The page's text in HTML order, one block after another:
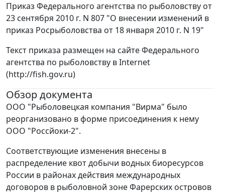
Приказ Федерального агентства по рыболовству от
23 сентября 2010 г. N 807 "О внесении изменений в
приказ Росрыболовства от 18 января 2010 г. N 19"
Текст приказа размещен на сайте Федерального
агентства по рыболовству в Internet
(http://fish.gov.ru)
Обзор документа
ООО "Рыболовецкая компания "Вирма" было
реорганизовано в форме присоединения к нему
ООО "Россйоки-2".
Соответствующие изменения внесены в
распределение квот добычи водных биоресурсов
России в районах действия международных
договоров в рыболовной зоне Фарерских островов